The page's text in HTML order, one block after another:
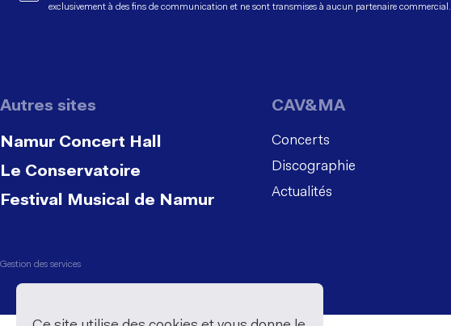
exclusivement à des fins de communication et ne sont transmises à aucun partenaire commercial.
Autres sites
Namur Concert Hall
Le Conservatoire
Festival Musical de Namur
CAV&MA
Concerts
Discographie
Actualités
Gestion des services